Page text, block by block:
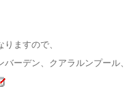
ますので、
ーデン、クアラルンプール、